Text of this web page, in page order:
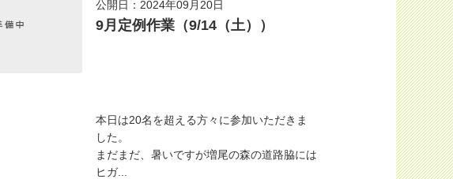
公開日：2024年09月20日
9月定例作業（9/14（土））
本日は20名を超える方々に参加いただきま
した。
まだまだ、暑いですが増尾の森の道路脇には
ヒガ...